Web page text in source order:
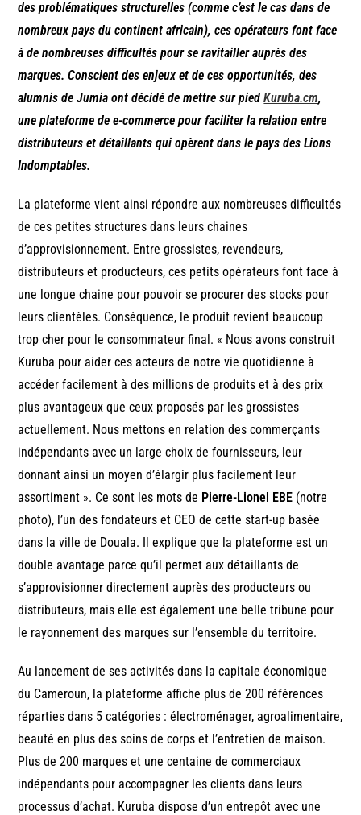
des problématiques structurelles (comme c’est le cas dans de
nombreux pays du continent africain), ces opérateurs font face
à de nombreuses difficultés pour se ravitaillerauprès des
marques. Conscient des enjeux et de ces opportunités,des
alumnisde Jumia ont décidé de mettre sur piedKuruba.cm,
uneplateforme de e-commerce pour faciliter la relation entre
distributeurs et détaillants qui opèrent dans le pays des Lions
Indomptables.
La plateforme vient ainsi répondre aux nombreuses difficultés
de ces petites structures dans leurs chaines
d’approvisionnement. Entre grossistes, revendeurs,
distributeurs et producteurs, ces petits opérateurs font face à
une longue chaine pour pouvoir se procurer des stocks pour
leurs clientèles. Conséquence, le produit revient beaucoup
trop cher pour le consommateur final. « Nous avons construit
Kuruba pour aider ces acteurs de notre vie quotidienne à
accéder facilement à des millions de produits et à des prix
plus avantageux que ceux proposés par les grossistes
actuellement. Nous mettons en relation des commerçants
indépendants avec un large choix de fournisseurs, leur
donnant ainsi un moyen d’élargir plus facilement leur
assortiment ». Ce sont les mots de Pierre-Lionel EBE (notre
photo), l’un des fondateurs et CEO de cette start-up basée
dans la ville de Douala. Il explique que la plateforme est un
double avantage parce qu’il permet aux détaillants de
s’approvisionner directement auprès des producteurs ou
distributeurs, mais elle est également une belle tribune pour
le rayonnement des marques sur l’ensemble du territoire.
Au lancement de ses activités dans la capitale économique
du Cameroun, la plateforme affiche plus de 200 références
réparties dans 5 catégories : électroménager, agroalimentaire,
beauté en plus des soins de corps et l’entretien de maison.
Plus de 200 marques et une centaine de commerciaux
indépendants pour accompagner les clients dans leurs
processus d’achat. Kuruba dispose d’un entrepôt avec une